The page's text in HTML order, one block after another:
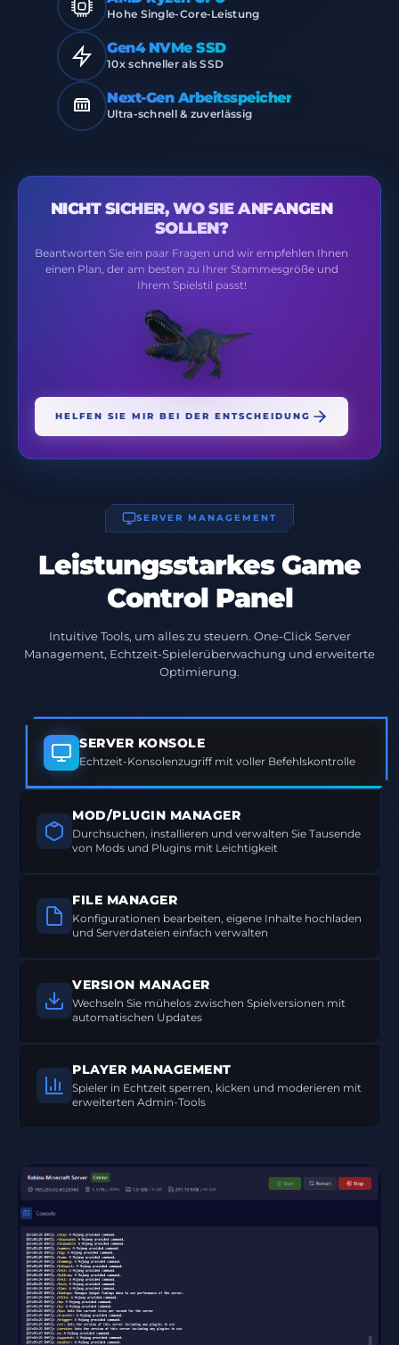
Hohe Single-Core-Leistung
Gen4 NVMe SSD
10x schneller als SSD
Next-Gen Arbeitsspeicher
Ultra-schnell & zuverlässig
NICHT SICHER, WO SIE ANFANGEN
SOLLEN?
Beantworten Sie ein paar Fragen und wir empfehlen Ihnen
einen Plan, der am besten zu Ihrer Stammesgröße und
Ihrem Spielstil passt!
HELFEN SIE MIR BEI DER ENTSCHEIDUNG
SERVER MANAGEMENT
Leistungsstarkes Game
Control Panel
Intuitive Tools, um alles zu steuern. One-Click Server
Management, Echtzeit-Spielerüberwachung und erweiterte
Optimierung.
SERVER KONSOLE
Echtzeit-Konsolenzugriff mit voller Befehlskontrolle
MOD/PLUGIN MANAGER
Durchsuchen, installieren und verwalten Sie Tausende
von Mods und Plugins mit Leichtigkeit
FILE MANAGER
Konfigurationen bearbeiten, eigene Inhalte hochladen
und Serverdateien einfach verwalten
VERSION MANAGER
Wechseln Sie mühelos zwischen Spielversionen mit
automatischen Updates
PLAYER MANAGEMENT
Spieler in Echtzeit sperren, kicken und moderieren mit
erweiterten Admin-Tools